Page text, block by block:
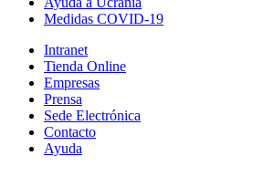
Medidas COVID-19
Intranet
Tienda Online
Empresas
Prensa
Sede Electrónica
Contacto
Ayuda